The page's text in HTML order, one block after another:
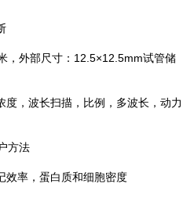
，外部尺寸：12.5×12.5mm试管储
度，波长扫描，比例，多波长，动力
方法
效率，蛋白质和细胞密度